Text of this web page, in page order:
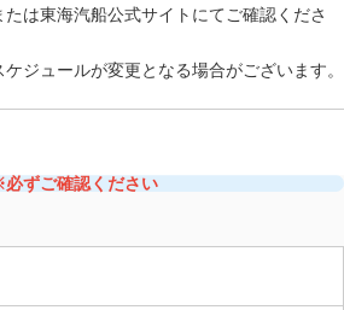
は東海汽船公式サイトにてご確認くださ
ジュールが変更となる場合がございます。
ずご確認ください